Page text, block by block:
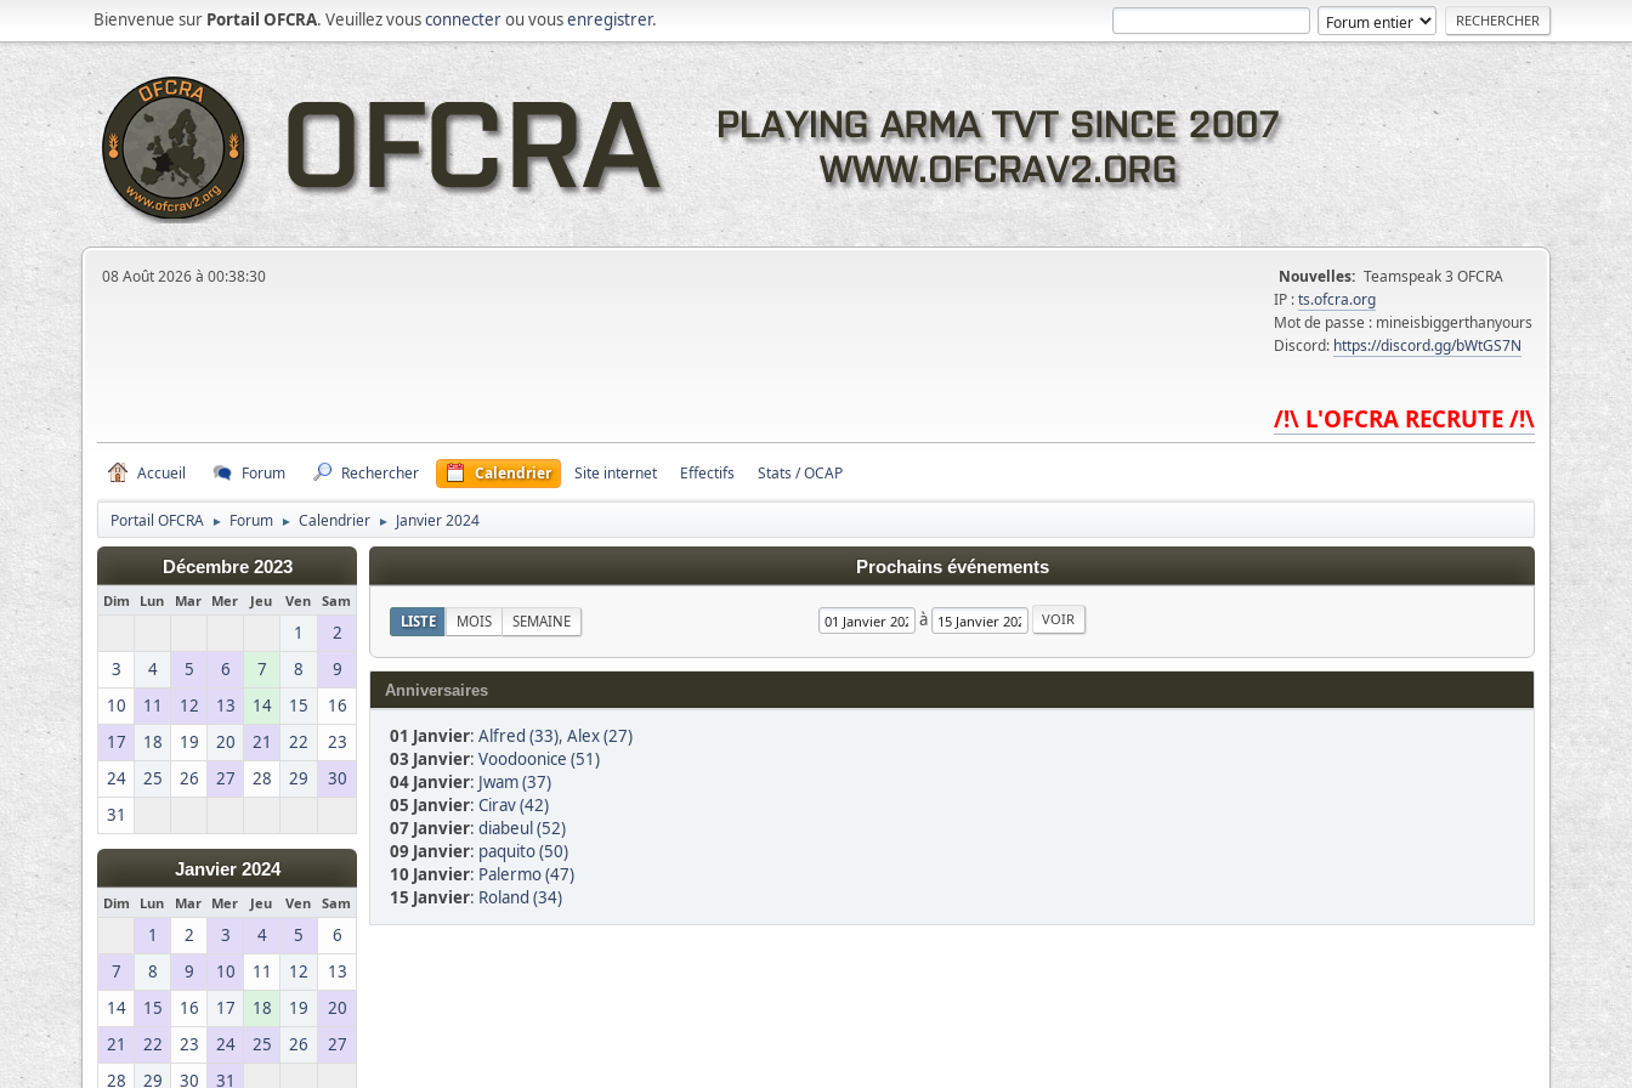
Bienvenue sur Portail OFCRA. Veuillez vousconnecterou vousenregistrer.
08 Août 2026 à 00:38:30 Nouvelles: Teamspeak 3 OFCRA
IP :ts.ofcra.org
Mot de passe : mineisbiggerthanyours
Discord: https://discord.gg/bWtGS7N
/!\ L'OFCRA RECRUTE /!\
Accueil Forum Rechercher Calendrier Site internet Effectifs Stats / OCAP
Portail OFCRA ► Forum ► Calendrier ► Janvier 2024
Décembre 2023
Dim Lun Mar Mer Jeu Ven Sam
1
2
3
4 5 6 7 8
9
10
11 12 13 14 15
16
17
18 19 20 21 22
23
24
25 26 27 28 29
30
31
Janvier 2024
Dim Lun Mar Mer Jeu Ven Sam
1 2 3 4 5
6
7
8 9 10 11 12
13
14
15 16 17 18 19
20
21
22 23 24 25 26
27
28
29 30 31
Prochains événements
LISTE MOIS SEMAINE à
Anniversaires
01 Janvier:Alfred (33),Alex (27)
03 Janvier:Voodoonice (51)
04 Janvier: Jwam (37)
05 Janvier:Cirav (42)
07 Janvier:diabeul (52)
09 Janvier: paquito (50)
10 Janvier: Palermo (47)
15 Janvier: Roland (34)